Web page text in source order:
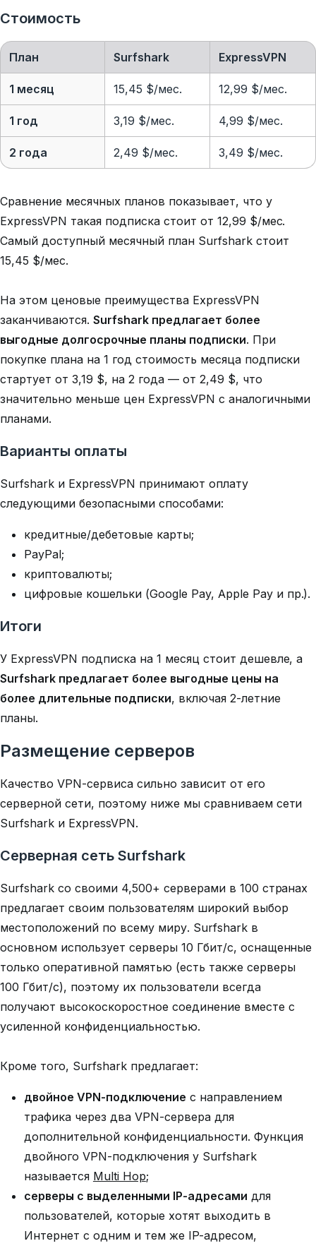
Стоимость
План Surfshark ExpressVPN
1 месяц 15,45 $/мес. 12,99 $/мес.
1 год 3,19 $/мес. 4,99 $/мес.
2 года 2,49 $/мес. 3,49 $/мес.
Сравнение месячных планов показывает, что у
ExpressVPN такая подписка стоит от 12,99 $/мес.
Самый доступный месячный план Surfshark стоит
15,45 $/мес.
На этом ценовые преимущества ExpressVPN
заканчиваются. Surfshark предлагает более
выгодные долгосрочные планы подписки. При
покупке плана на 1 год стоимость месяца подписки
стартует от 3,19 $, на 2 года — от 2,49 $, что
значительно меньше цен ExpressVPN с аналогичными
планами.
Варианты оплаты
Surfshark и ExpressVPN принимают оплату
следующими безопасными способами:
кредитные/дебетовые карты;
PayPal;
криптовалюты;
цифровые кошельки (Google Pay, Apple Pay и пр.).
Итоги
У ExpressVPN подписка на 1 месяц стоит дешевле, а
Surfshark предлагает более выгодные цены на
более длительные подписки, включая 2-летние
планы.
Размещение серверов
Качество VPN-сервиса сильно зависит от его
серверной сети, поэтому ниже мы сравниваем сети
Surfshark и ExpressVPN.
Серверная сеть Surfshark
Surfshark со своими 4,500+ серверами в 100 странах
предлагает своим пользователям широкий выбор
местоположений по всему миру. Surfshark в
основном использует серверы 10 Гбит/с, оснащенные
только оперативной памятью (есть также серверы
100 Гбит/с), поэтому их пользователи всегда
получают высокоскоростное соединение вместе с
усиленной конфиденциальностью.
Кроме того, Surfshark предлагает:
двойное VPN-подключение с направлением
трафика через два VPN-сервера для
дополнительной конфиденциальности. Функция
двойного VPN-подключения у Surfshark
называется Multi Hop;
серверы с выделенными IP-адресами для
пользователей, которые хотят выходить в
Интернет с одним и тем же IP-адресом,